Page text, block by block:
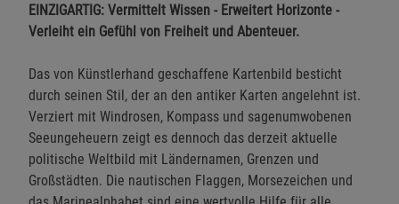
EINZIGARTIG: Vermittelt Wissen - Erweitert Horizonte -
Verleiht ein Gefühl von Freiheit und Abenteuer.
Das von Künstlerhand geschaffene Kartenbild besticht
durch seinen Stil, der an den antiker Karten angelehnt ist.
Verziert mit Windrosen, Kompass und sagenumwobenen
Seeungeheuern zeigt es dennoch das derzeit aktuelle
politische Weltbild mit Ländernamen, Grenzen und
Großstädten. Die nautischen Flaggen, Morsezeichen und